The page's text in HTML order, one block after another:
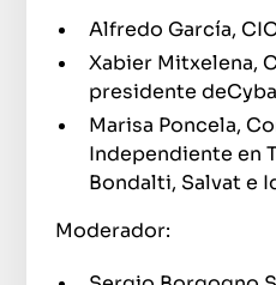
Alfredo García,
Xabier Mitxelena,
presidente
Marisa Poncela,
Independiente en
Bondalti, Salvat e
Moderador: